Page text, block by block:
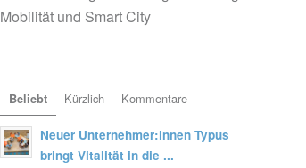
Mobilität und Smart City
Beliebt Kürzlich Kommentare
Neuer Unternehmer:innen Typus
bringt Vitalität in die ...